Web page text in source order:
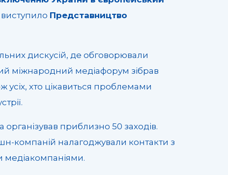
Представництво
дискусій, де обговорювали
міжнародний медіафорум зібрав
усіх, хто цікавиться проблемами
організував приблизно 50 заходів.
компаній налагоджували контакти з